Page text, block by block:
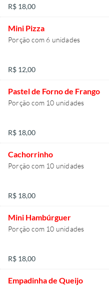
R$ 18,00
Mini Pizza
Porção com 6 unidades
R$ 12,00
Pastel de Forno de Frango
Porção com 10 unidades
R$ 18,00
Cachorrinho
Porção com 10 unidades
R$ 18,00
Mini Hambúrguer
Porção com 10 unidades
R$ 18,00
Empadinha de Queijo